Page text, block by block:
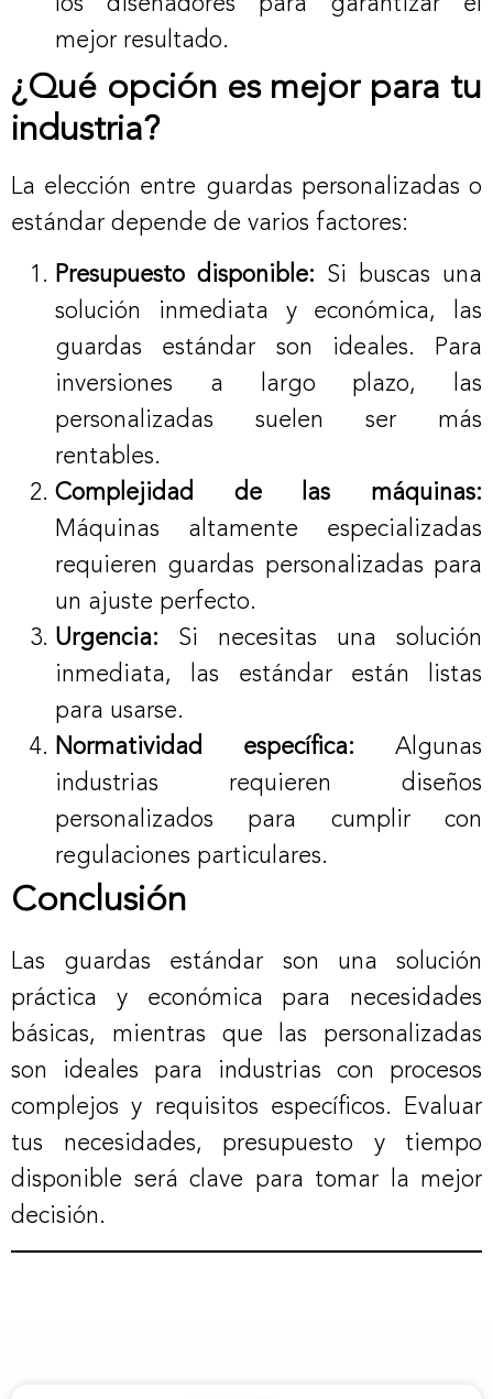
mejor resultado.
¿Qué opción es mejor para tu
industria?
La elección entre guardas personalizadas o
estándar depende de varios factores:
Presupuesto disponible: Si buscas una
solución inmediata y económica, las
guardas estándar son ideales. Para
inversiones a largo plazo, las
personalizadas suelen ser más
rentables.
Complejidad de las máquinas:
Máquinas altamente especializadas
requieren guardas personalizadas para
un ajuste perfecto.
Urgencia: Si necesitas una solución
inmediata, las estándar están listas
para usarse.
Normatividad específica: Algunas
industrias requieren diseños
personalizados para cumplir con
regulaciones particulares.
Conclusión
Las guardas estándar son una solución
práctica y económica para necesidades
básicas, mientras que las personalizadas
son ideales para industrias con procesos
complejos y requisitos específicos. Evaluar
tus necesidades, presupuesto y tiempo
disponible será clave para tomar la mejor
decisión.